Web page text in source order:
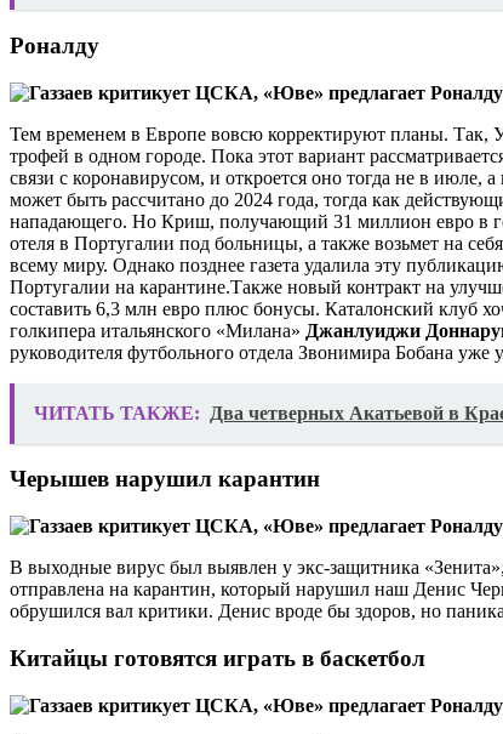
Роналду
Тем временем в Европе вовсю корректируют планы. Так,
трофей в одном городе. Пока этот вариант
связи с коронавирусом, и откроется оно тогда не в июле, а
может быть рассчитано до 2024 года, тогда как
нападающего. Но Криш, получающий 31 миллион евро в
отеля в Португалии под больницы, а также возьмет на
всему миру. Однако позднее газета удалила эту
Португалии на карантине.Также новый контракт на
составить 6,3 млн евро плюс бонусы. Каталонский клуб
голкипера итальянского «Милана» Джанлуиджи
руководителя футбольного отдела Звонимира Бобана уже
ЧИТАТЬ ТАКЖЕ: Два четверных Акатьевой в
Черышев нарушил карантин
В выходные вирус был выявлен у экс-защитника
отправлена на карантин, который нарушил наш Денис
обрушился вал критики. Денис вроде бы здоров, но
Китайцы готовятся играть в баскетбол